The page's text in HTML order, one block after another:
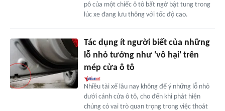
pô của một chiếc ô tô bất ngờ bật tung trong
lúc xe đang lưu thông với tốc độ cao.
Tác dụng ít người biết của những
lỗ nhỏ tưởng như 'vô hại' trên
mép cửa ô tô
Nhiều tài xế lâu nay không để ý những lỗ nhỏ
dưới cánh cửa ô tô, cho đến khi phát hiện
chúng có vai trò quan trọng trong việc thoát